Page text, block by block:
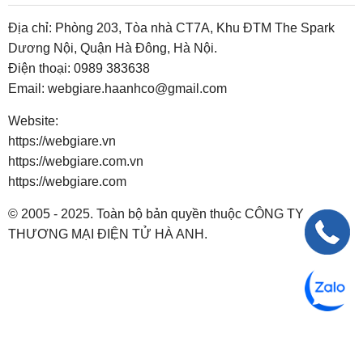
Địa chỉ: Phòng 203, Tòa nhà CT7A, Khu ĐTM The Spark
Dương Nội, Quận Hà Đông, Hà Nội.
Điện thoại: 0989 383638
Email: webgiare.haanhco@gmail.com
Website:
https://webgiare.vn
https://webgiare.com.vn
https://webgiare.com
© 2005 - 2025. Toàn bộ bản quyền thuộc CÔNG TY
THƯƠNG MẠI ĐIỆN TỬ HÀ ANH.